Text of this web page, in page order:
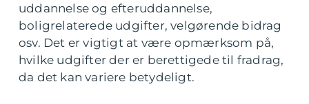
uddannelse og efteruddannelse,
boligrelaterede udgifter, velgørende bidrag
osv. Det er vigtigt at være opmærksom på,
hvilke udgifter der er berettigede til fradrag,
da det kan variere betydeligt.